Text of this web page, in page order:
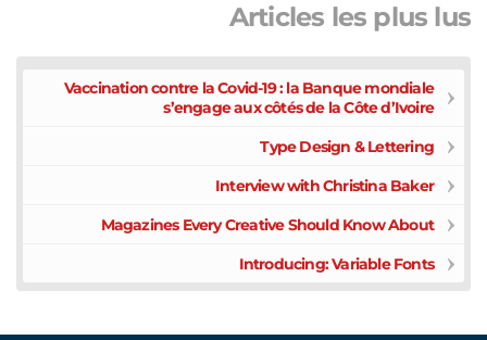
Articles les plus lus
Vaccination contre la Covid-19 : la Banque mondiale
s’engage aux côtés de la Côte d’Ivoire
Type Design & Lettering
Interview with Christina Baker
Magazines Every Creative Should Know About
Introducing: Variable Fonts